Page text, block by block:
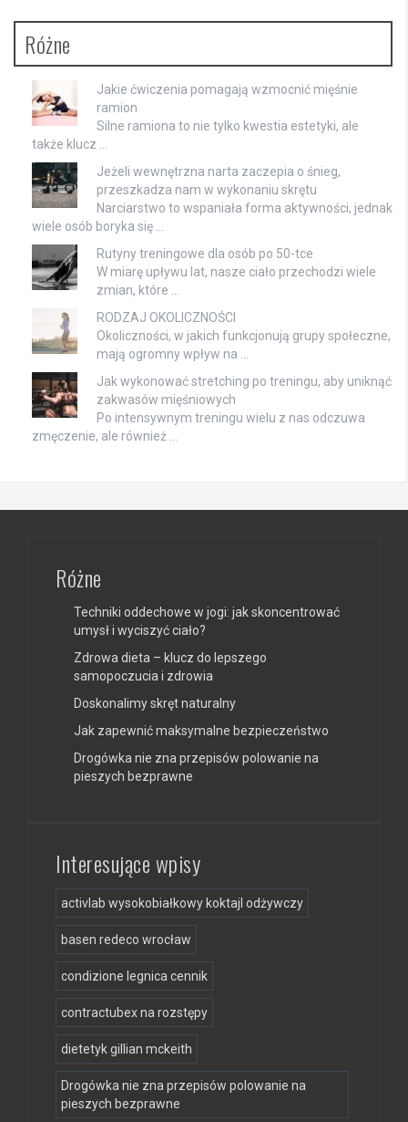
Różne
Jakie ćwiczenia pomagają wzmocnić mięśnie
ramion
Silne ramiona to nie tylko kwestia estetyki, ale
także klucz …
Jeżeli wewnętrzna narta zaczepia o śnieg,
przeszkadza nam w wykonaniu skrętu
Narciarstwo to wspaniała forma aktywności, jednak
wiele osób boryka się …
Rutyny treningowe dla osób po 50-tce
W miarę upływu lat, nasze ciało przechodzi wiele
zmian, które …
RODZAJ OKOLICZNOŚCI
Okoliczności, w jakich funkcjonują grupy społeczne,
mają ogromny wpływ na …
Jak wykonować stretching po treningu, aby uniknąć
zakwasów mięśniowych
Po intensywnym treningu wielu z nas odczuwa
zmęczenie, ale również …
Różne
Techniki oddechowe w jogi: jak skoncentrować
umysł i wyciszyć ciało?
Zdrowa dieta – klucz do lepszego
samopoczucia i zdrowia
Doskonalimy skręt naturalny
Jak zapewnić maksymalne bezpieczeństwo
Drogówka nie zna przepisów polowanie na
pieszych bezprawne
Interesujące wpisy
activlab wysokobiałkowy koktajl odżywczy
basen redeco wrocław
condizione legnica cennik
contractubex na rozstępy
dietetyk gillian mckeith
Drogówka nie zna przepisów polowanie na
pieszych bezprawne